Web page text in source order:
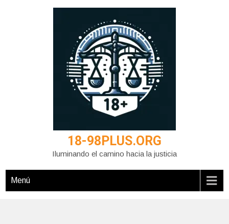
18-98PLUS.ORG
Iluminando el camino hacia la justicia
Menú